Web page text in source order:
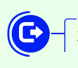
生本
公告
代理
公告